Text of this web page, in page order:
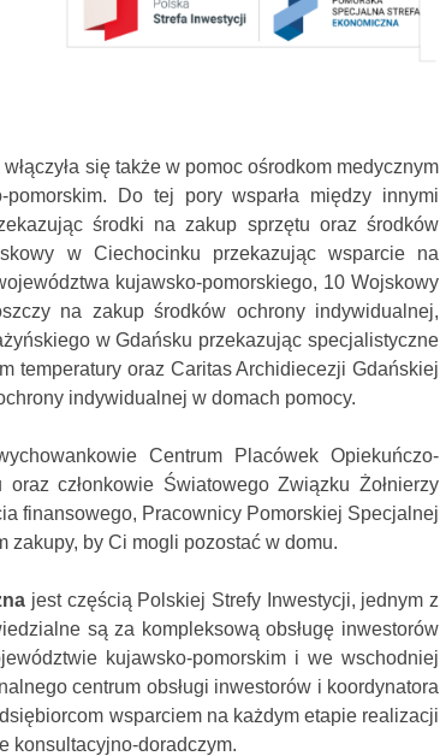
się także w pomoc ośrodkom medycznym
Do tej pory wsparła między innymi
środki na zakup sprzętu oraz środków
w Ciechocinku przekazując wsparcie na
kujawsko-pomorskiego, 10 Wojskowy
na zakup środków ochrony indywidualnej,
w Gdańsku przekazując specjalistyczne
temperatury oraz Caritas Archidiecezji Gdańskiej
indywidualnej w domach pomocy.
Centrum Placówek Opiekuńczo-
oraz członkowie Światowego Związku Żołnierzy
finansowego, Pracownicy Pomorskiej Specjalnej
zakupy, by Ci mogli pozostać w domu.
jest częścią Polskiej Strefy Inwestycji, jednym z
są za kompleksową obsługę inwestorów
kujawsko-pomorskim i we wschodniej
centrum obsługi inwestorów i koordynatora
wsparciem na każdym etapie realizacji
konsultacyjno-doradczym.